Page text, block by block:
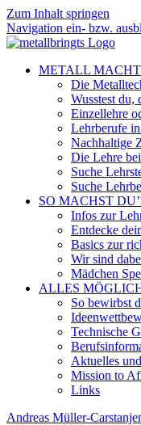
Zum Inhalt springen
Navigation ein- bzw.
METALL
Die
Wusstest du,
Einzellehre
Lehrberufe
Nachhaltige
Die Lehre
Suche
Suche
SO MACHST
Infos zur
Entdecke
Basics zur
Wir sind
Mädchen
ALLES
So bewirbst
Technische
Aktuelles
Mission to
Links
Andreas Müller-